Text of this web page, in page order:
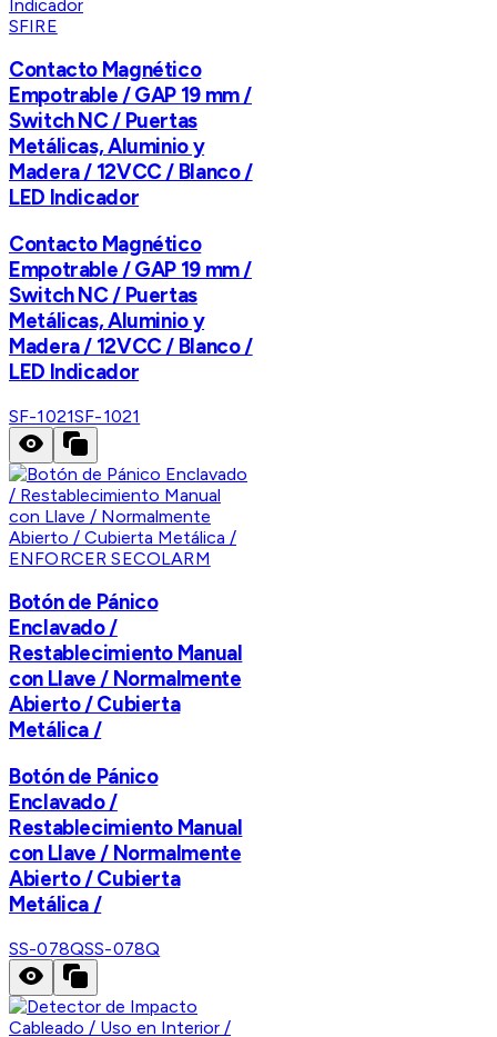
SFIRE
Contacto Magnético
Empotrable / GAP 19 mm /
Switch NC / Puertas
Metálicas, Aluminio y
Madera / 12VCC / Blanco /
LED Indicador
Contacto Magnético
Empotrable / GAP 19 mm /
Switch NC / Puertas
Metálicas, Aluminio y
Madera / 12VCC / Blanco /
LED Indicador
SF-1021SF-1021
ENFORCER SECOLARM
Botón de Pánico
Enclavado /
Restablecimiento Manual
con Llave / Normalmente
Abierto / Cubierta
Metálica /
Botón de Pánico
Enclavado /
Restablecimiento Manual
con Llave / Normalmente
Abierto / Cubierta
Metálica /
SS-078QSS-078Q